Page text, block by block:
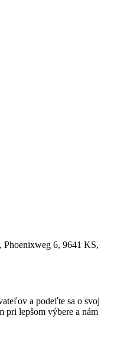
, Phoenixweg 6, 9641 KS,
a podeľte sa o svoj
pri lepšom výbere a nám